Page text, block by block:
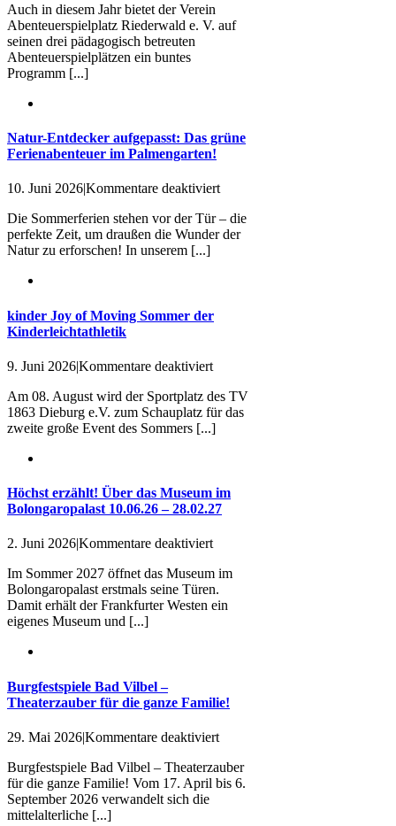
e.
Auch in diesem Jahr bietet der Verein
Abenteuerspielplatz Riederwald e. V. auf
seinen drei pädagogisch betreuten
Abenteuerspielplätzen ein buntes
Programm [...]
Natur-Entdecker aufgepasst: Das grüne
Ferienabenteuer im Palmengarten!
10. Juni 2026|Kommentare deaktiviertfür
Entdecker
aufgepasst:
Die Sommerferien stehen vor der Tür – die
perfekte Zeit, um draußen die Wunder der
Natur zu erforschen! In unserem [...]
kinder Joy of Moving Sommer der
Kinderleichtathletik
9. Juni 2026|Kommentare deaktiviertfür
Joy
of
Moving
Am 08. August wird der Sportplatz des TV
1863 Dieburg e.V. zum Schauplatz für das
zweite große Event des Sommers [...]
Höchst erzählt! Über das Museum im
Bolongaropalast 10.06.26 – 28.02.27
2. Juni 2026|Kommentare deaktiviertfür
erzählt!
Über
das
28.02.27
Im Sommer 2027 öffnet das Museum im
Bolongaropalast erstmals seine Türen.
Damit erhält der Frankfurter Westen ein
eigenes Museum und [...]
Burgfestspiele Bad Vilbel –
Theaterzauber für die ganze Familie!
29. Mai 2026|Kommentare deaktiviertfür
Bad
Vilbel
Burgfestspiele Bad Vilbel – Theaterzauber
für die ganze Familie! Vom 17. April bis 6.
September 2026 verwandelt sich die
mittelalterliche [...]